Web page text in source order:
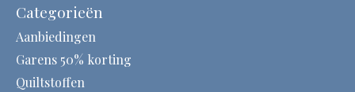
Categorieën
Aanbiedingen
Garens 50% korting
Quiltstoffen